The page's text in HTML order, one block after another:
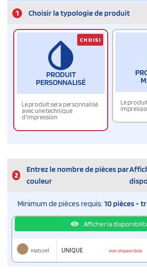
1 Choisir la typologie de produit
PRODUIT
PERSONNALISÉ
Le produit sera personnalisé
avec une technique
d'impression
CHOISI
Le
2
Entrez le nombre de pièces par
couleur
Minimum de pièces requis: 10 pièces -
Afficher la
Naturel UNIQUE non disponibile